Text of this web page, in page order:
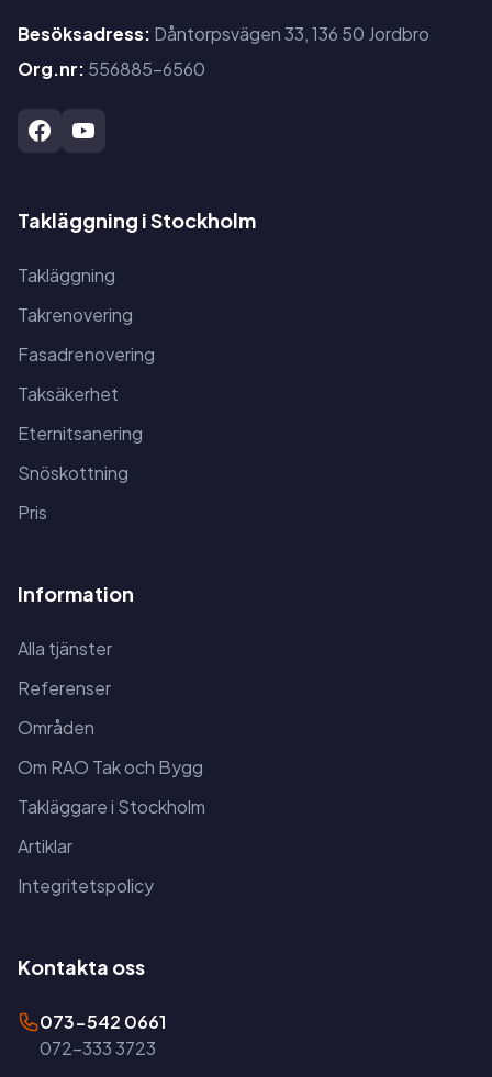
Besöksadress: Dåntorpsvägen 33, 136 50 Jordbro
Org.nr: 556885-6560
Takläggning i Stockholm
Takläggning
Takrenovering
Fasadrenovering
Taksäkerhet
Eternitsanering
Snöskottning
Pris
Information
Alla tjänster
Referenser
Områden
Om RAO Tak och Bygg
Takläggare i Stockholm
Artiklar
Integritetspolicy
Kontakta oss
073-542 0661
072-333 3723